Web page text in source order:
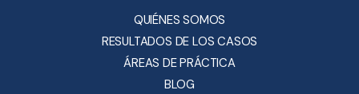
QUIÉNES SOMOS
RESULTADOS DE LOS CASOS
ÁREAS DE PRÁCTICA
BLOG